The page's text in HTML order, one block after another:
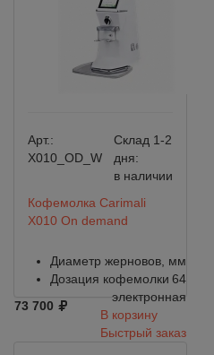
Арт.:
X010_OD_W
Склад 1-2
дня:
в наличии
Кофемолка Carimali
X010 On demand
Диаметр жерновов, мм
64
Дозация кофемолки
электронная
73 700
В корзину
Быстрый заказ